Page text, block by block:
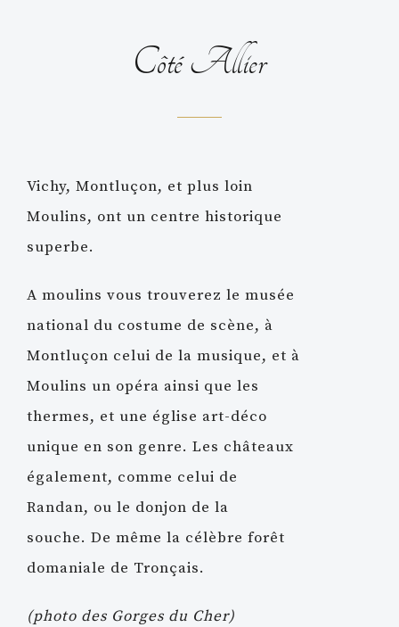
Côté Allier
Vichy, Montluçon, et plus loin
Moulins, ont un centre historique
superbe.
A moulins vous trouverez le musée
national du costume de scène, à
Montluçon celui de la musique, et à
Moulins un opéra ainsi que les
thermes, et une église art-déco
unique en son genre. Les châteaux
également, comme celui de
Randan, ou le donjon de la
souche. De même la célèbre forêt
domaniale de Tronçais.
(photo des Gorges du Cher)